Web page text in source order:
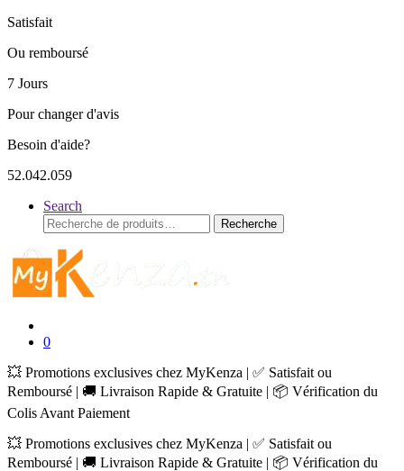
Satisfait
Ou remboursé
7 Jours
Pour changer d'avis
Besoin d'aide?
52.042.059
Search
Recherche
pour :
Recherche
0
💥 Promotions exclusives chez MyKenza | ✅ Satisfait ou
Remboursé | 🚚 Livraison Rapide & Gratuite | 📦 Vérification du
Colis Avant Paiement
💥 Promotions exclusives chez MyKenza | ✅ Satisfait ou
Remboursé | 🚚 Livraison Rapide & Gratuite | 📦 Vérification du